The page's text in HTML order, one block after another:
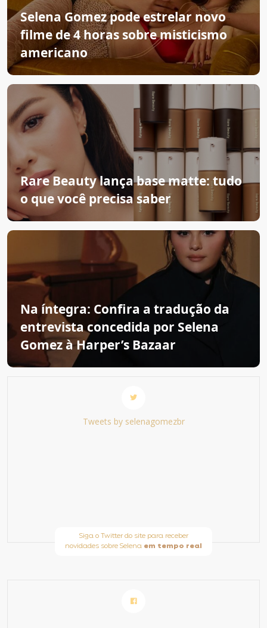
Selena Gomez pode estrelar novo
filme de 4 horas sobre misticismo
americano
Rare Beauty lança base matte: tudo
o que você precisa saber
Na íntegra: Confira a tradução da
entrevista concedida por Selena
Gomez à Harper’s Bazaar
Tweets by selenagomezbr
Siga o Twitter do site para receber
novidades sobre Selena em tempo real